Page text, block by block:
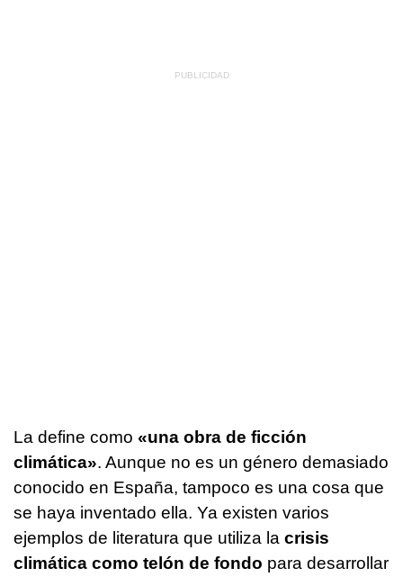
La define como «una obra de ficción
climática». Aunque no es un género demasiado
conocido en España, tampoco es una cosa que
se haya inventado ella. Ya existen varios
ejemplos de literatura que utiliza la crisis
climática como telón de fondo para desarrollar